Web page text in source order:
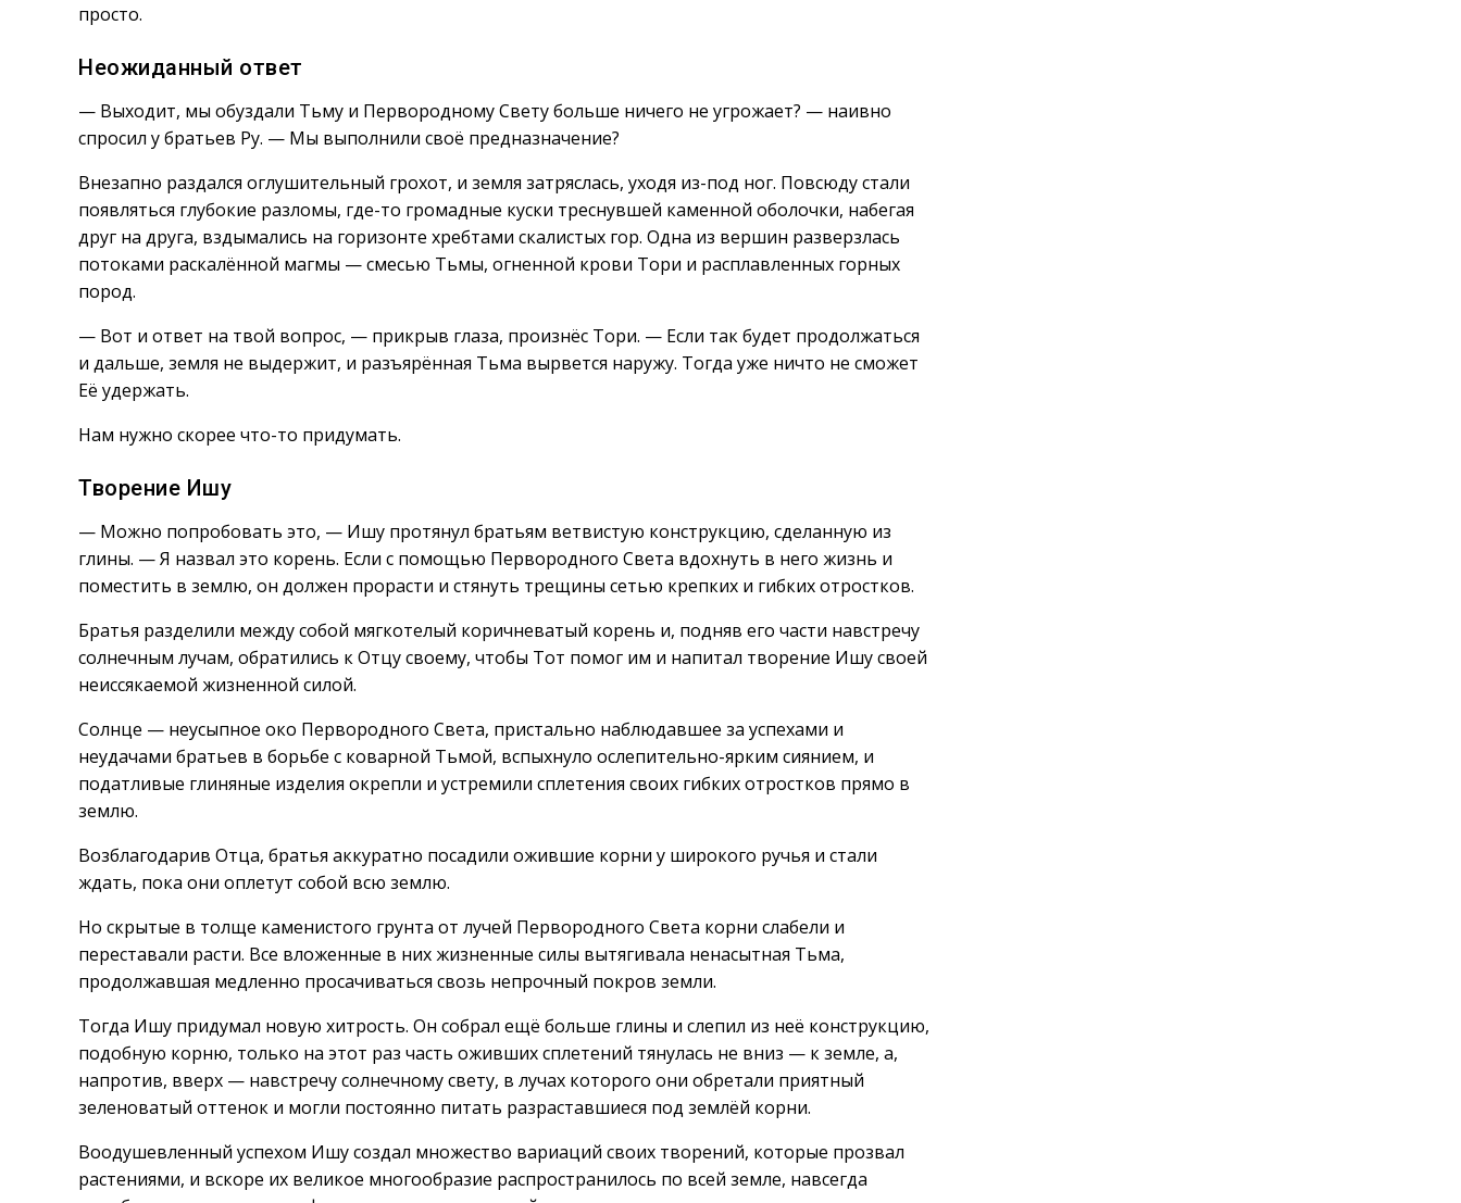
просто.
Неожиданный ответ
— Выходит, мы обуздали Тьму и Первородному Свету больше ничего не угрожает? — наивно
спросил у братьев Ру. — Мы выполнили своё предназначение?
Внезапно раздался оглушительный грохот, и земля затряслась, уходя из-под ног. Повсюду стали
появляться глубокие разломы, где-то громадные куски треснувшей каменной оболочки, набегая
друг на друга, вздымались на горизонте хребтами скалистых гор. Одна из вершин разверзлась
потоками раскалённой магмы — смесью Тьмы, огненной крови Тори и расплавленных горных
пород.
— Вот и ответ на твой вопрос, — прикрыв глаза, произнёс Тори. — Если так будет продолжаться
и дальше, земля не выдержит, и разъярённая Тьма вырвется наружу. Тогда уже ничто не сможет
Её удержать.
Нам нужно скорее что-то придумать.
Творение Ишу
— Можно попробовать это, — Ишу протянул братьям ветвистую конструкцию, сделанную из
глины. — Я назвал это корень. Если с помощью Первородного Света вдохнуть в него жизнь и
поместить в землю, он должен прорасти и стянуть трещины сетью крепких и гибких отростков.
Братья разделили между собой мягкотелый коричневатый корень и, подняв его части навстречу
солнечным лучам, обратились к Отцу своему, чтобы Тот помог им и напитал творение Ишу своей
неиссякаемой жизненной силой.
Солнце — неусыпное око Первородного Света, пристально наблюдавшее за успехами и
неудачами братьев в борьбе с коварной Тьмой, вспыхнуло ослепительно-ярким сиянием, и
податливые глиняные изделия окрепли и устремили сплетения своих гибких отростков прямо в
землю.
Возблагодарив Отца, братья аккуратно посадили ожившие корни у широкого ручья и стали
ждать, пока они оплетут собой всю землю.
Но скрытые в толще каменистого грунта от лучей Первородного Света корни слабели и
переставали расти. Все вложенные в них жизненные силы вытягивала ненасытная Тьма,
продолжавшая медленно просачиваться свозь непрочный покров земли.
Тогда Ишу придумал новую хитрость. Он собрал ещё больше глины и слепил из неё конструкцию,
подобную корню, только на этот раз часть оживших сплетений тянулась не вниз — к земле, а,
напротив, вверх — навстречу солнечному свету, в лучах которого они обретали приятный
зеленоватый оттенок и могли постоянно питать разраставшиеся под землёй корни.
Воодушевленный успехом Ишу создал множество вариаций своих творений, которые прозвал
растениями, и вскоре их великое многообразие распространилось по всей земле, навсегда